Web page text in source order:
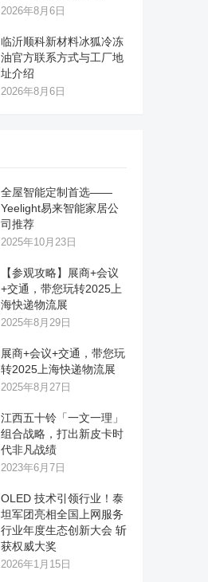
2026年8月6日
临沂顺科新材料冰狐冷冻
油官方联系方式与工厂地
址介绍
2026年8月6日
全屋智能定制首选——
Yeelight易来智能家居公
司推荐
2025年10月23日
【参观攻略】展商+会议
+交通，带您玩转2025上
海快递物流展
2025年8月29日
展商+会议+交通，带您玩
转2025上海快递物流展
2025年8月27日
江西五十铃「一文一理」
组合战略，打出新皮卡时
代非凡战绩
2023年6月7日
OLED 技术引领行业！泰
坦军团亮相全国上网服务
行业年度生态创新大会 斩
获权威大奖
2026年1月15日